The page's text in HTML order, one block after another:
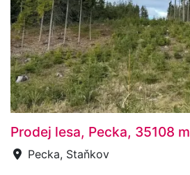
Prodej lesa, Pecka, 35108 m
Pecka, Staňkov